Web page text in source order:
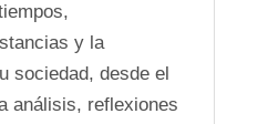
y la
sociedad, desde el
análisis, reflexiones